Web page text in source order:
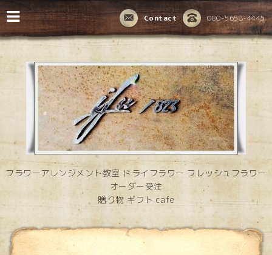
080-5658-4445
Contact
フラワーアレンジメント教室 ドライフラワー フレッシュフラワー
オーダー受注
贈り物 ギフト cafe